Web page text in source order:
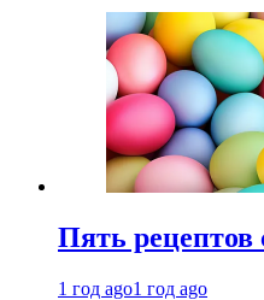
Пять рецептов
1 год ago1 год ago